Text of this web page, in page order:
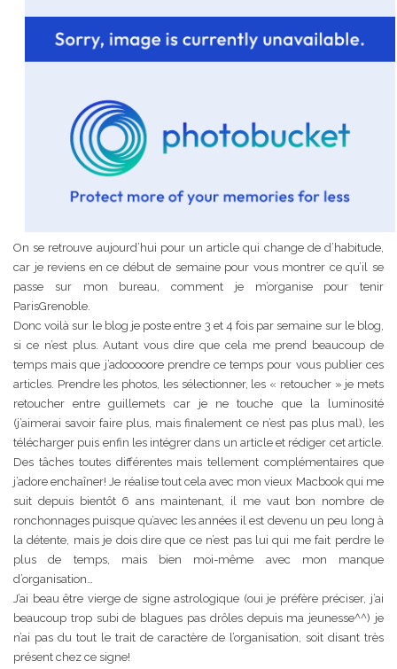
On se retrouve aujourd’hui pour un article qui change de d’habitude,
car je reviens en ce début de semaine pour vous montrer ce qu’il se
passe sur mon bureau, comment je m’organise pour tenir
ParisGrenoble.
Donc voilà sur le blog je poste entre 3 et 4 fois par semaine sur le blog,
si ce n’est plus. Autant vous dire que cela me prend beaucoup de
temps mais que j’adooooore prendre ce temps pour vous publier ces
articles. Prendre les photos, les sélectionner, les « retoucher » je mets
retoucher entre guillemets car je ne touche que la luminosité
(j’aimerai savoir faire plus, mais finalement ce n’est pas plus mal), les
télécharger puis enfin les intégrer dans un article et rédiger cet article.
Des tâches toutes différentes mais tellement complémentaires que
j’adore enchaîner! Je réalise tout cela avec mon vieux Macbook qui me
suit depuis bientôt 6 ans maintenant, il me vaut bon nombre de
ronchonnages puisque qu’avec les années il est devenu un peu long à
la détente, mais je dois dire que ce n’est pas lui qui me fait perdre le
plus de temps, mais bien moi-même avec mon manque
d’organisation…
J’ai beau être vierge de signe astrologique (oui je préfère préciser, j’ai
beaucoup trop subi de blagues pas drôles depuis ma jeunesse^^) je
n’ai pas du tout le trait de caractère de l’organisation, soit disant très
présent chez ce signe!